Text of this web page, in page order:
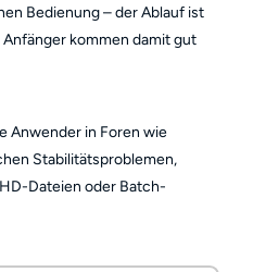
Bedienung – der Ablauf ist
kommen damit gut
Anwender in Foren wie
Stabilitätsproblemen,
Dateien oder Batch-